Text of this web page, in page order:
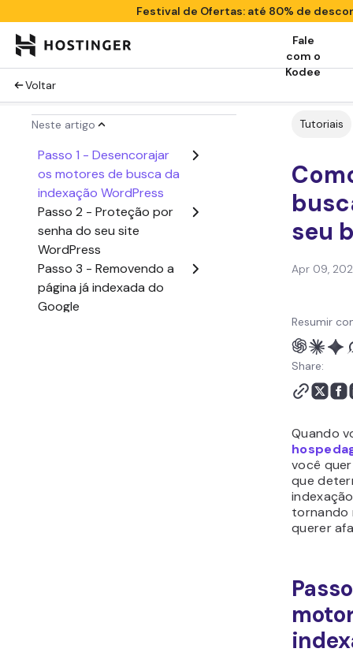
Festival de Ofertas: até 80% de
Fale
com o
Kodee
Voltar
Neste artigo
Passo 1 - Desencorajar
os motores de busca da
indexação WordPress
Passo 2 - Proteção por
senha do seu site
WordPress
Passo 3 - Removendo a
página já indexada do
Google
Tutoriais
seu
Apr 09,
Resumir
Share:
Quando
você
que
tornando
querer